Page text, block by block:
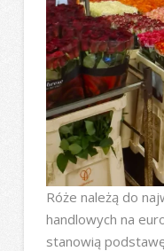
Róże należą do
handlowych na
stanowią